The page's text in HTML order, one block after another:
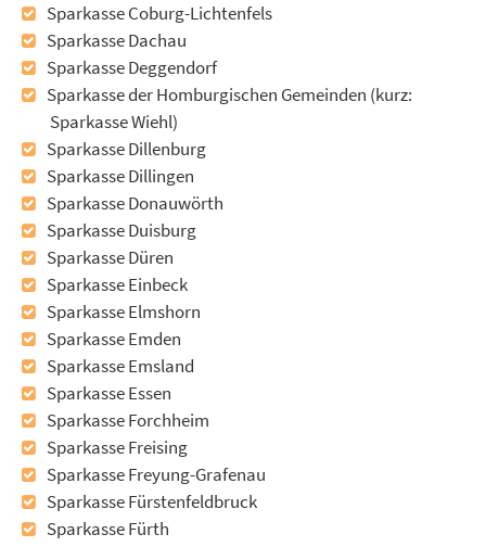
Sparkasse Coburg-Lichtenfels
Sparkasse Dachau
Sparkasse Deggendorf
Sparkasse der Homburgischen Gemeinden (kurz:
Sparkasse Wiehl)
Sparkasse Dillenburg
Sparkasse Dillingen
Sparkasse Donauwörth
Sparkasse Duisburg
Sparkasse Düren
Sparkasse Einbeck
Sparkasse Elmshorn
Sparkasse Emden
Sparkasse Emsland
Sparkasse Essen
Sparkasse Forchheim
Sparkasse Freising
Sparkasse Freyung-Grafenau
Sparkasse Fürstenfeldbruck
Sparkasse Fürth